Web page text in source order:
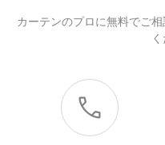
カーテンのプロに無料でご